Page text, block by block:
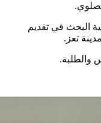
البحث في تقديم
تعز.
والطلبة.